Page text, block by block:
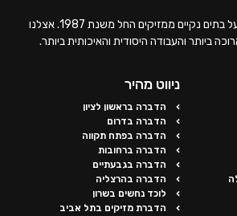
ברגר הדברות, שומרים על בתים נקיים ממזיקים החל משנת 1987. אצלנו
ביותר והעבודה היסודית והאיכותית ביותר.
ניווט מהיר
הדברה בראשון לציון
הדברה בדרום
הדברה בפתח תקווה
הדברה ברחובות
הדברה בגבעתיים
הדברה בהרצליה
לוכד נחשים בשרון
הדברת מזיקים בתל אביב